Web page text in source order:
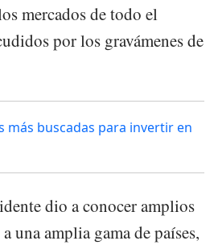
mercados de todo el
por los gravámenes de
más buscadas para invertir en
dio a conocer amplios
una amplia gama de países,